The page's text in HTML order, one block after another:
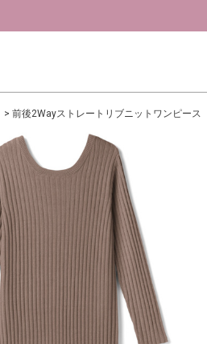
前後2Wayストレートリブニットワンピース